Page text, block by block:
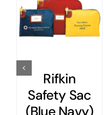
AKCP
sensorProbeX+
(SPX‑U‑POE)